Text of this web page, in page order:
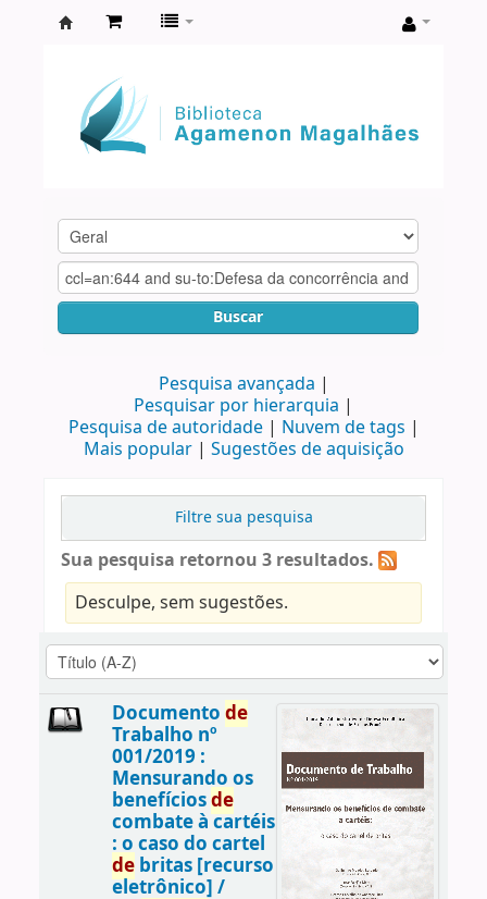
Agamenon
Magalhães
Buscar
Pesquisa avançada
Pesquisar por hierarquia
Pesquisa de autoridade
Nuvem de tags
Mais popular
Sugestões de aquisição
Filtre sua pesquisa
Sua pesquisa retornou 3 resultados.
Desculpe, sem sugestões.
Documento de
Trabalho nº
001/2019 :
Mensurando os
benefíciosde
combate à cartéis
: o caso do cartel
debritas [recurso
eletrônico] /